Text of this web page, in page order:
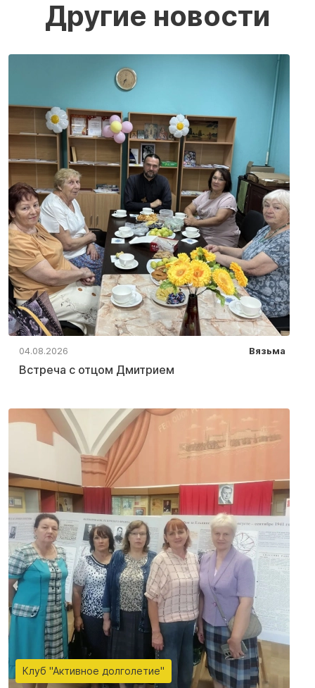
Другие новости
04.08.2026 Вязьма
Встреча с отцом Дмитрием
Клуб "Активное долголетие"